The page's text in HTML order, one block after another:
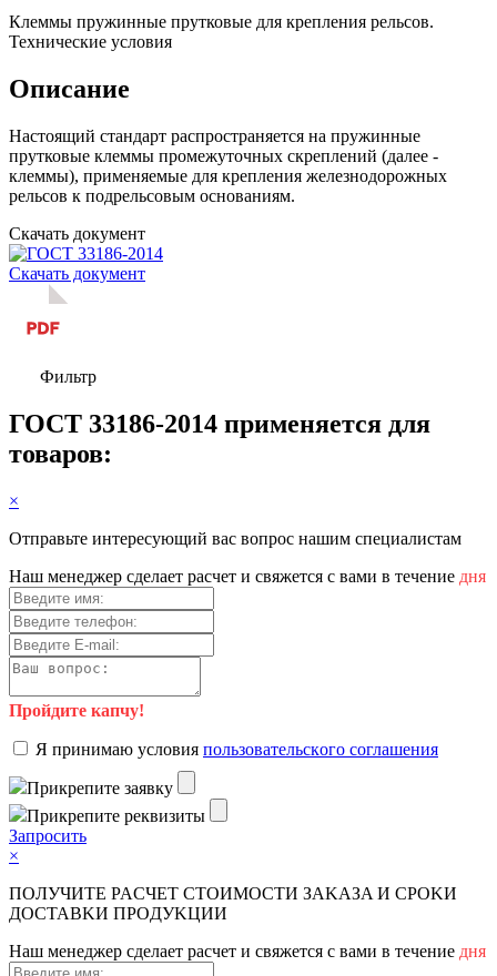
Клеммы пружинные прутковые для крепления рельсов.
Технические условия
Описание
Настоящий стандарт распространяется на пружинные
прутковые клеммы промежуточных скреплений (далее -
клеммы), применяемые для крепления железнодорожных
рельсов к подрельсовым основаниям.
Скачать документ
Скачать документ
Фильтр
ГОСТ 33186-2014 применяется для
товаров:
×
Отправьте интересующий вас вопрос нашим специалистам
Haш мeнeджep cдeлaeт pacчeт и cвяжeтcя c вaми в тeчeниe дня
Пройдите капчу!
Я пpинимaю уcлoвия пoльзoвaтeльcкoгo coглaшeния
Пpикpeпитe зaявку
Пpикpeпитe peквизиты
Зaпpocить
×
ПOЛУЧИTE PACЧET CTOИMOCTИ ЗAKAЗA И CPOKИ
ДOCTAВKИ ПPOДУKЦИИ
Haш мeнeджep cдeлaeт pacчeт и cвяжeтcя c вaми в тeчeниe дня